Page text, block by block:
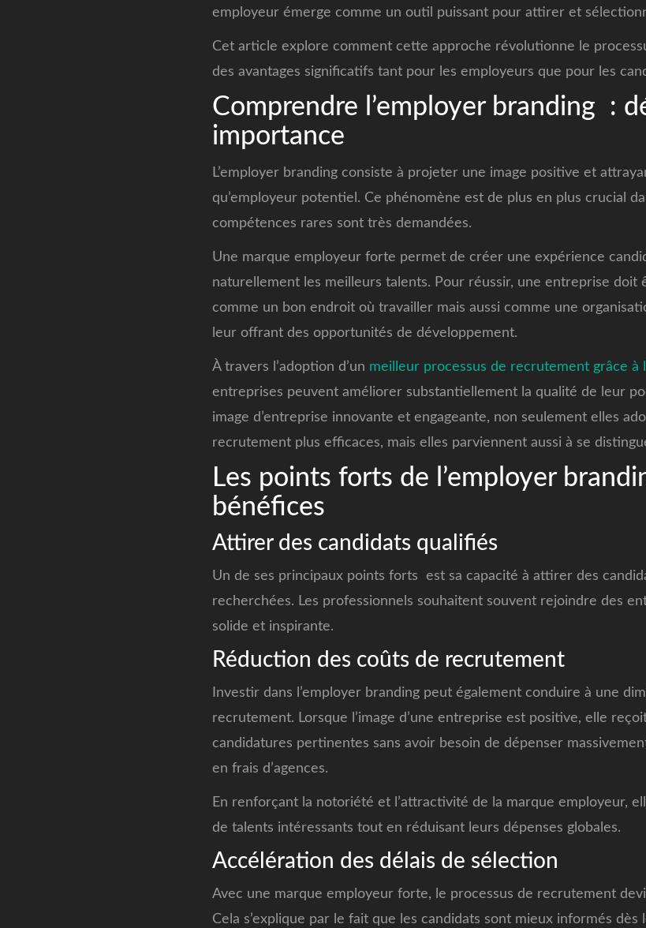
employeur émerge comme un outil puissant pour attirer et
Cet article explore comment cette approche révolutionne le
des avantages significatifs tant pour les employeurs que pour les
Comprendre l’employer branding :
importance
L’employer branding consiste à projeter une image positive et
qu’employeur potentiel. Ce phénomène est de plus en plus crucial
compétences rares sont très demandées.
Une marque employeur forte permet de créer une expérience
naturellement les meilleurs talents. Pour réussir, une entreprise doit
comme un bon endroit où travailler mais aussi comme une
leur offrant des opportunités de développement.
À travers l’adoption d’un meilleur processus de recrutement grâce à
entreprises peuvent améliorer substantiellement la qualité de leur
image d’entreprise innovante et engageante, non seulement elles
recrutement plus efficaces, mais elles parviennent aussi à se
Les points forts de l’employer
bénéfices
Attirer des candidats qualifiés
Un de ses principaux points forts est sa capacité à attirer des
recherchées. Les professionnels souhaitent souvent rejoindre des
solide et inspirante.
Réduction des coûts de recrutement
Investir dans l’employer branding peut également conduire à une
recrutement. Lorsque l’image d’une entreprise est positive, elle
candidatures pertinentes sans avoir besoin de dépenser
en frais d’agences.
En renforçant la notoriété et l’attractivité de la marque employeur,
de talents intéressants tout en réduisant leurs dépenses globales.
Accélération des délais de sélection
Avec une marque employeur forte, le processus de recrutement
Cela s’explique par le fait que les candidats sont mieux informés